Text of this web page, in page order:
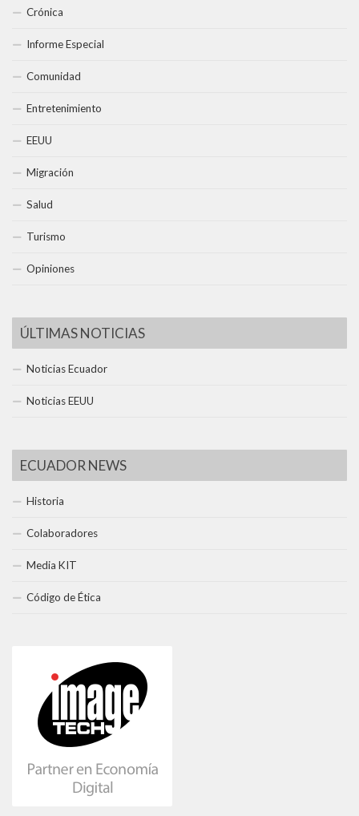
Crónica
Informe Especial
Comunidad
Entretenimiento
EEUU
Migración
Salud
Turismo
Opiniones
ÚLTIMAS NOTICIAS
Noticias Ecuador
Noticias EEUU
ECUADOR NEWS
Historia
Colaboradores
Media KIT
Código de Ética